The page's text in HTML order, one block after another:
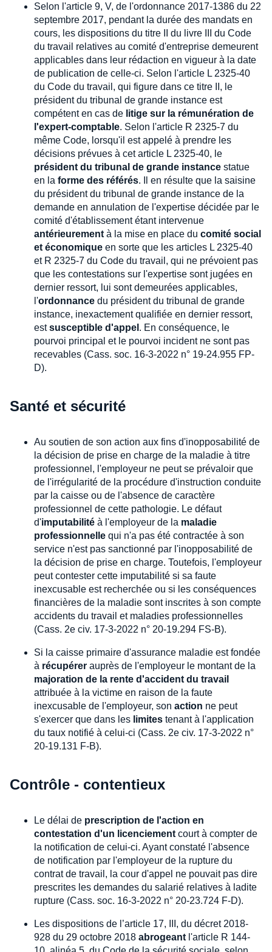
Selon l'article 9, V, de l'ordonnance 2017-1386 du 22
septembre 2017, pendant la durée des mandats en
cours, les dispositions du titre II du livre III du Code
du travail relatives au comité d'entreprise demeurent
applicables dans leur rédaction en vigueur à la date
de publication de celle-ci. Selon l'article L 2325-40
du Code du travail, qui figure dans ce titre II, le
président du tribunal de grande instance est
compétent en cas de litige sur la rémunération de
l'expert-comptable. Selon l'article R 2325-7 du
même Code, lorsqu'il est appelé à prendre les
décisions prévues à cet article L 2325-40, le
président du tribunal de grande instance statue
en la forme des référés. Il en résulte que la saisine
du président du tribunal de grande instance de la
demande en annulation de l'expertise décidée par le
comité d'établissement étant intervenue
antérieurement à la mise en place du comité social
et économique en sorte que les articles L 2325-40
et R 2325-7 du Code du travail, qui ne prévoient pas
que les contestations sur l'expertise sont jugées en
dernier ressort, lui sont demeurées applicables,
l'ordonnance du président du tribunal de grande
instance, inexactement qualifiée en dernier ressort,
estsusceptible d'appel . En conséquence, le
pourvoi principal et le pourvoi incident ne sont pas
recevables (Cass. soc. 16-3-2022 n° 19-24.955 FP-
D).
Santé et sécurité
Au soutien de son action aux fins d'inopposabilité de
la décision de prise en charge de la maladie à titre
professionnel, l'employeur ne peut se prévaloir que
de l'irrégularité de la procédure d'instruction conduite
par la caisse ou de l'absence de caractère
professionnel de cette pathologie. Le défaut
d'imputabilité à l'employeur de la maladie
professionnelle qui n'a pas été contractée à son
service n'est pas sanctionné par l'inopposabilité de
la décision de prise en charge. Toutefois, l'employeur
peut contester cette imputabilité si sa faute
inexcusable est recherchée ou si les conséquences
financières de la maladie sont inscrites à son compte
accidents du travail et maladies professionnelles
(Cass. 2e civ. 17-3-2022 n° 20-19.294 FS-B).
Si la caisse primaire d'assurance maladie est fondée
à récupérer auprès de l'employeur le montant de la
majoration de la rente d'accident du travail
attribuée à la victime en raison de la faute
inexcusable de l'employeur, son action ne peut
s'exercer que dans les limites tenant à l'application
du taux notifié à celui-ci (Cass. 2e civ. 17-3-2022 n°
20-19.131 F-B).
Contrôle - contentieux
Le délai de prescription de l'action en
contestation d'un licenciement court à compter de
la notification de celui-ci. Ayant constaté l'absence
de notification par l'employeur de la rupture du
contrat de travail, la cour d'appel ne pouvait pas dire
prescrites les demandes du salarié relatives à ladite
rupture (Cass. soc. 16-3-2022 n° 20-23.724 F-D).
Les dispositions de l’article 17, III, du décret 2018-
928 du 29 octobre 2018 abrogeant l'article R 144-